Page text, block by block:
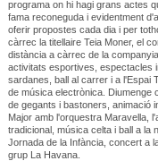
programa on hi hagi grans actes
fama reconeguda i evidentment
oferir propostes cada dia i per
càrrec la titellaire Teia Moner, el
distància a càrrec de la
activitats esportives, espectacles
sardanes, ball al carrer i a l'Espai
de música electrònica. Diumenge
de gegants i bastoners, animació
Major amb l'orquestra Maravella,
tradicional, música celta i ball a la
Jornada de la Infància, concert a
grup La Havana.